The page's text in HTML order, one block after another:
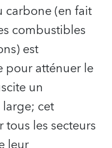
carbone (en fait
combustibles
est
pour atténuer le
un
cet
les secteurs